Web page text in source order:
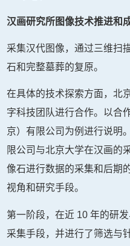
汉画研究所图像技术推进和
采集汉代图像，通过三维扫
石和完整墓葬的复原。
在具体的技术探索方面，北
字科技团队进行合作。以合
京）有限公司为例进行说明
限公司与北京大学在汉画的
像石进行数据的采集和后期
视角和研究手段。
第一阶段，在近 10 年的研
采集手段，并进行了筛选与